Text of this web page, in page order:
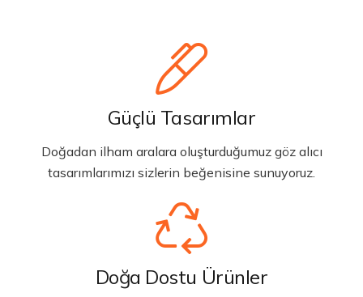
Güçlü Tasarımlar
Doğadan ilham aralara oluşturduğumuz göz alıcı
tasarımlarımızı sizlerin beğenisine sunuyoruz.
Doğa Dostu Ürünler